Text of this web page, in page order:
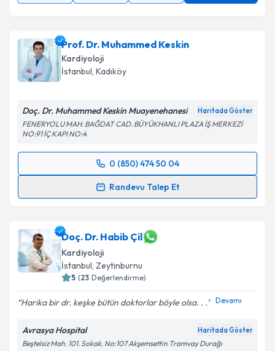
Prof. Dr. Muhammed Keskin
Kardiyoloji
İstanbul, Kadıköy
Doç. Dr. Muhammed Keskin Muayenehanesi Haritada Göster
FENERYOLU MAH. BAĞDAT CAD. BÜYÜKHANLI PLAZA İŞ MERKEZİ
NO:91 İÇ KAPI NO:4
0 (850) 474 50 04
Randevu Talep Et
Randevu Takvimi Talebi
için bir takvim hazırlandığında e-posta ile
bilgilendireceğiz.
E-posta Adresiniz
Kişisel verilerimin işlenmesine ilişkin
Aydınlatma
Metni'ni okudum ve kişisel verilerimin belirtilen
Doç. Dr. Habib Çil
Kardiyoloji
İstanbul, Zeytinburnu
5 (23 Değerlendirme)
Harika bir dr. keşke bütün doktorlar böyle olsa. . . Devamı
Avrasya Hospital Haritada Göster
Beştelsiz Mah. 101. Sokak. No:107 Akşemsettin Tramvay Durağı